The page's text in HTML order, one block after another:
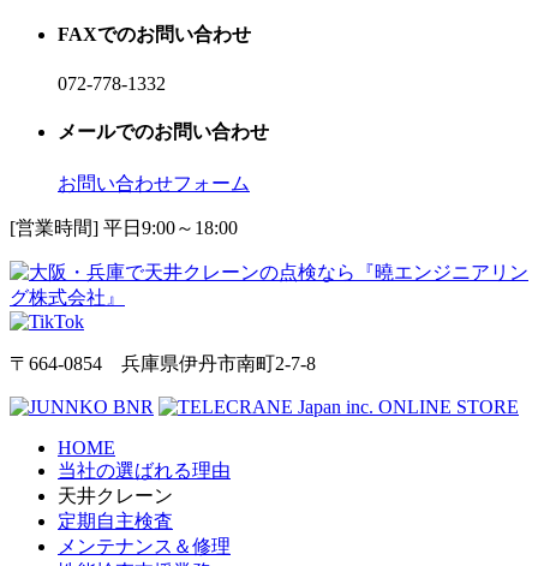
FAXでのお問い合わせ
072-778-1332
メールでのお問い合わせ
お問い合わせフォーム
[営業時間] 平日9:00～18:00
〒664-0854 兵庫県伊丹市南町2-7-8
HOME
当社の選ばれる理由
天井クレーン
定期自主検査
メンテナンス＆修理